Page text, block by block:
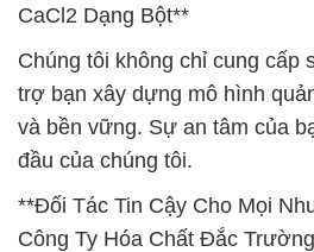
CaCl2 Dạng Bột**
Chúng tôi không chỉ cung cấp
trợ bạn xây dựng mô hình
và bền vững. Sự an tâm của
đầu của chúng tôi.
**Đối Tác Tin Cậy Cho Mọi
Công Ty Hóa Chất Đắc